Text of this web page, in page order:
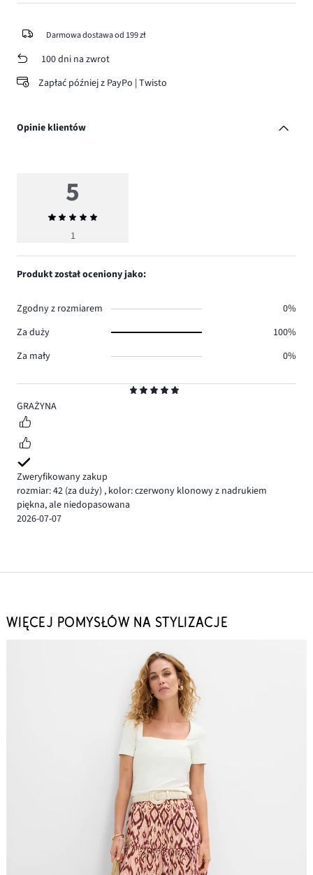
Darmowa dostawa od 199 zł
100 dni na zwrot
Zapłać później z PayPo | Twisto
Opinie klientów
5
GRAŻYNA
Zweryfikowany zakup
rozmiar: 42 (za duży) , kolor: czerwony klonowy z nadrukiem
piękna, ale niedopasowana
2026-07-07
5
Średnia
ocena
1
Produkt został oceniony jako:
Zgodny z rozmiarem
0%
Za duży
100%
Za mały
0%
WIĘCEJ POMYSŁÓW NA STYLIZACJE